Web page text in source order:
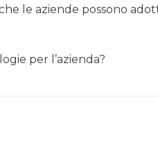
le aziende possono
per l’azienda?